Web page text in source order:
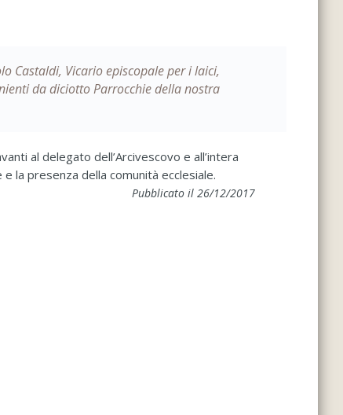
Castaldi, Vicario episcopale per i laici,
da diciotto Parrocchie della nostra
al delegato dell’Arcivescovo e all’intera
la presenza della comunità ecclesiale.
Pubblicato il 26/12/2017